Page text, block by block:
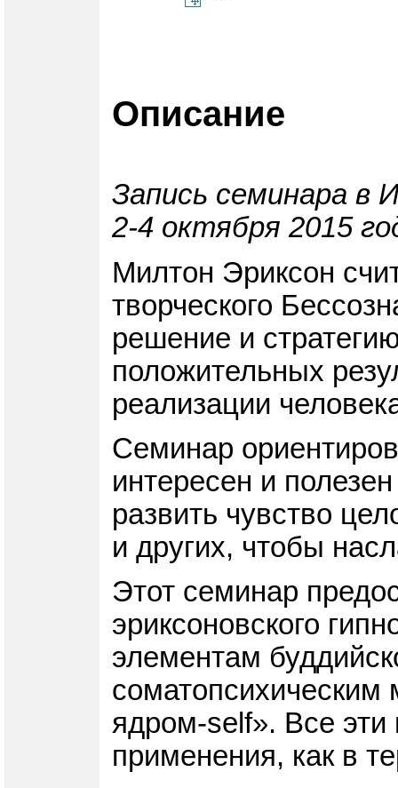
Описание
Запись семинара в
2-4 октября 2015
Милтон Эриксон
творческого
решение и
положительных
реализации
Семинар
интересен и
развить чувство
и других, чтобы
Этот семинар
эриксоновского
элементам
соматопсихическим
ядром-self». Все эти
применения, как в